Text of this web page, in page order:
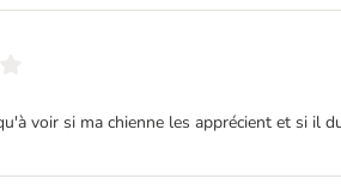
voir si ma chienne les apprécient et si il